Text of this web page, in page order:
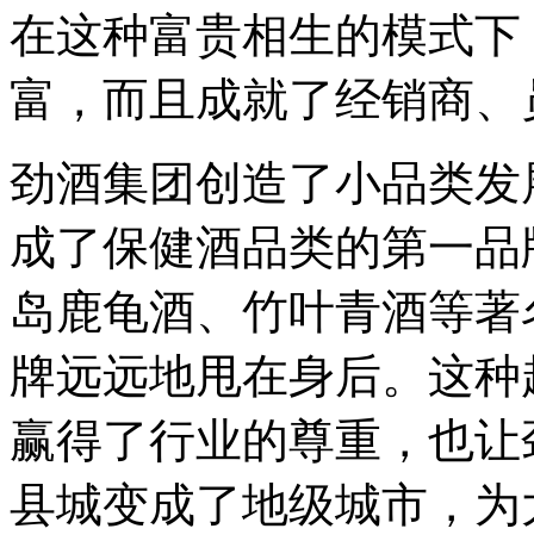
在这种富贵相生的模式
富，而且成就了经销商
劲酒集团创造了小品类
成了保健酒品类的第一
岛鹿龟酒、竹叶青酒等
牌远远地甩在身后。这
赢得了行业的尊重，也
县城变成了地级城市，